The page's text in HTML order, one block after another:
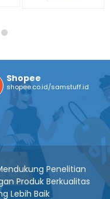
Shopee
shopee.co.id/samstuff.id
Penelitian
Produk Berkualitas
Lebih Baik